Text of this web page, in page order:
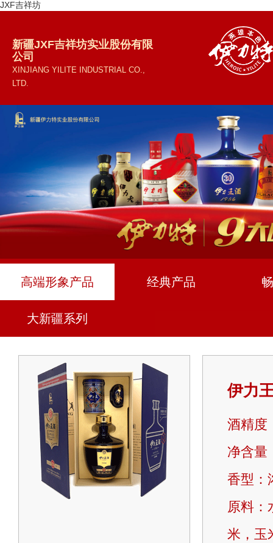
JXF吉祥坊
新疆JXF吉祥坊实业股份有限
公司
XINJIANG YILITE INDUSTRIAL CO.,
LTD.
高端形象产品 经典产品
大新疆系列
伊力
酒精度
净含量
香型：
原料：
米，玉